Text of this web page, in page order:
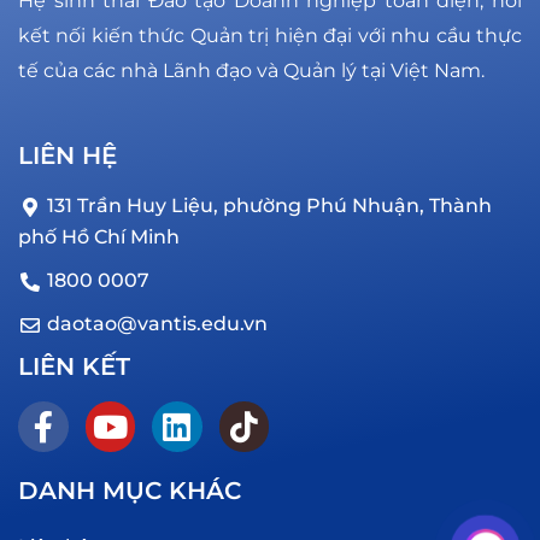
kết nối kiến thức Quản trị hiện đại với nhu cầu thực
tế của các nhà Lãnh đạo và Quản lý tại Việt Nam.
LIÊN HỆ
131 Trần Huy Liệu, phường Phú Nhuận, Thành
phố Hồ Chí Minh
1800 0007
daotao@vantis.edu.vn
LIÊN KẾT
DANH MỤC KHÁC